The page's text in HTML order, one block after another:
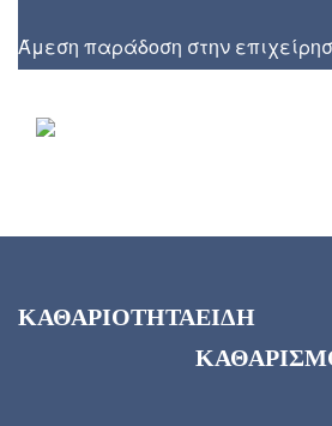
Άμεση παράδοση στην
ΚΑΘΑΡΙΟΤΗΤΑΕΙΔΗ